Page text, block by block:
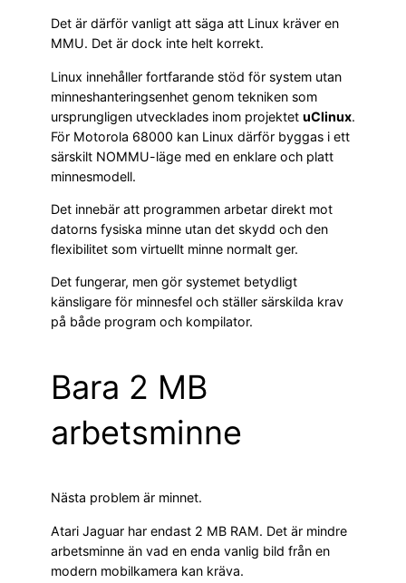
Det är därför vanligt att säga att Linux kräver en
MMU. Det är dock inte helt korrekt.
Linux innehåller fortfarande stöd för system utan
minneshanteringsenhet genom tekniken som
ursprungligen utvecklades inom projektet uClinux.
För Motorola 68000 kan Linux därför byggas i ett
särskilt NOMMU-läge med en enklare och platt
minnesmodell.
Det innebär att programmen arbetar direkt mot
datorns fysiska minne utan det skydd och den
flexibilitet som virtuellt minne normalt ger.
Det fungerar, men gör systemet betydligt
känsligare för minnesfel och ställer särskilda krav
på både program och kompilator.
Bara 2 MB
arbetsminne
Nästa problem är minnet.
Atari Jaguar har endast 2 MB RAM. Det är mindre
arbetsminne än vad en enda vanlig bild från en
modern mobilkamera kan kräva.